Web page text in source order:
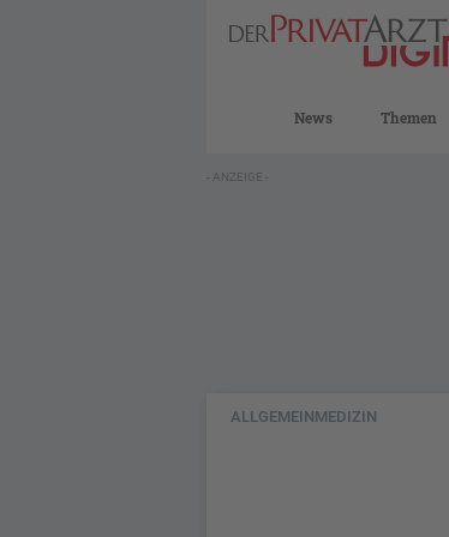
News Themen
- ANZEIGE -
ALLGEMEINMEDIZIN